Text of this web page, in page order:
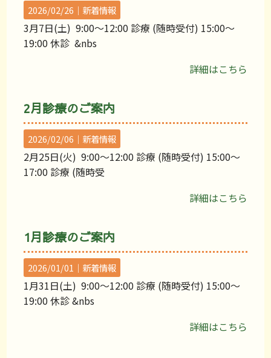
2026/02/26｜ 新着情報
3月7日(土) 9:00〜12:00 診療 (随時受付) 15:00〜
19:00 休診 &nbs
詳細はこちら
2月診療のご案内
2026/02/06｜ 新着情報
2月25日(火) 9:00〜12:00 診療 (随時受付) 15:00〜
17:00 診療 (随時受
詳細はこちら
1月診療のご案内
2026/01/01｜ 新着情報
1月31日(土) 9:00〜12:00 診療 (随時受付) 15:00〜
19:00 休診 &nbs
詳細はこちら